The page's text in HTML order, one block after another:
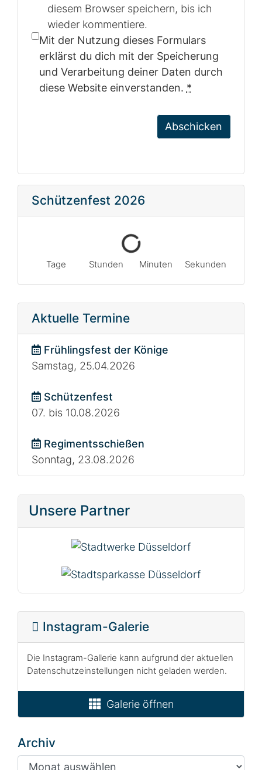
diesem Browser speichern, bis ich
wieder kommentiere.
Mit der Nutzung dieses Formulars
erklärst du dich mit der Speicherung
und Verarbeitung deiner Daten durch
diese Website einverstanden. *
Schützenfest 2026
Tage Stunden Minuten Sekunden
Aktuelle Termine
Frühlingsfest der Könige
Samstag, 25.04.2026
Schützenfest
07. bis 10.08.2026
Regimentsschießen
Sonntag, 23.08.2026
Unsere Partner
Instagram-Galerie
Die Instagram-Gallerie kann aufgrund der aktuellen
Datenschutzeinstellungen nicht geladen werden.
Galerie öffnen
Archiv
Archiv